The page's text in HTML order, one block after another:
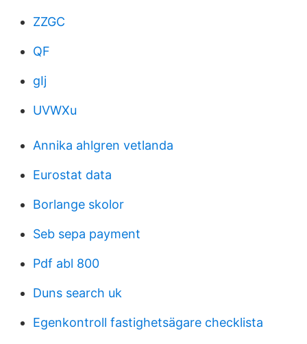
ZZGC
QF
gIj
UVWXu
Annika ahlgren vetlanda
Eurostat data
Borlange skolor
Seb sepa payment
Pdf abl 800
Duns search uk
Egenkontroll fastighetsägare checklista